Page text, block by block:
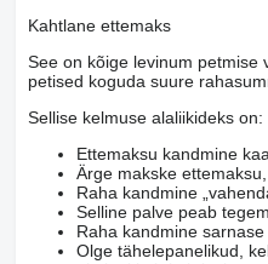
Kahtlane ettemaks
See on kõige levinum petmise
petised koguda suure
Sellise kelmuse alaliikideks on:
Ettemaksu kandmine
Ärge makske
Raha kandmine
Selline palve peab
Raha kandmine
Olge tähelepanelikud,